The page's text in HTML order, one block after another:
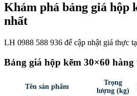
Khám phá bảng giá hộp
nhất
LH 0988 588 936 để cập nhật giá thực
Bảng giá hộp kẽm 30×60
Tên sản phẩm
Trọng
lượng (kg)